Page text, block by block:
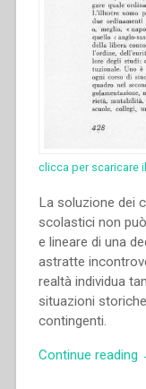
clicca per scaricare
La soluzione dei
scolastici non
e lineare di una
astratte
realtà individua
situazioni
contingenti.
Continue reading